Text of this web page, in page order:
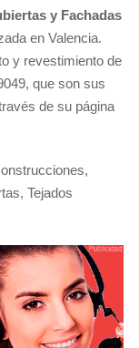
y Fachadas
en Valencia.
y revestimiento de
que son sus
de su página
Tejados